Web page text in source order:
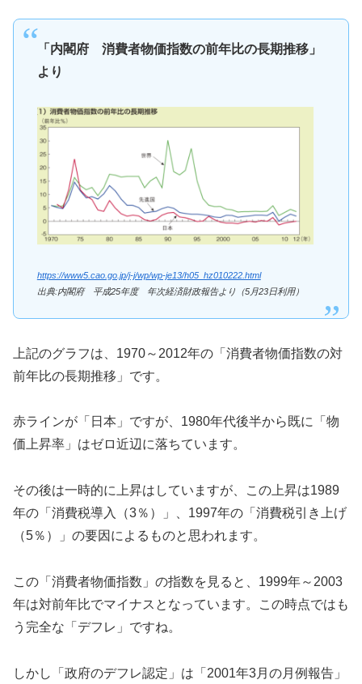
「内閣府 消費者物価指数の前年比の長期推移」
より
https://www5.cao.go.jp/j-j/wp/wp-je13/h05_hz010222.html
出典:内閣府 平成25年度 年次経済財政報告より（5月23日利用）
上記のグラフは、1970～2012年の「消費者物価指数の対
前年比の長期推移」です。
赤ラインが「日本」ですが、1980年代後半から既に「物
価上昇率」はゼロ近辺に落ちています。
その後は一時的に上昇はしていますが、この上昇は1989
年の「消費税導入（3％）」、1997年の「消費税引き上げ
（5％）」の要因によるものと思われます。
この「消費者物価指数」の指数を見ると、1999年～2003
年は対前年比でマイナスとなっています。この時点ではも
う完全な「デフレ」ですね。
しかし「政府のデフレ認定」は「2001年3月の月例報告」